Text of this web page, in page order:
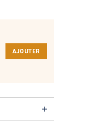
AJOUTER